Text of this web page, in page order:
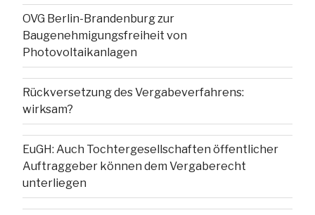
OVG Berlin-Brandenburg zur
Baugenehmigungsfreiheit von
Photovoltaikanlagen
Rückversetzung des Vergabeverfahrens:
wirksam?
EuGH: Auch Tochtergesellschaften öffentlicher
Auftraggeber können dem Vergaberecht
unterliegen